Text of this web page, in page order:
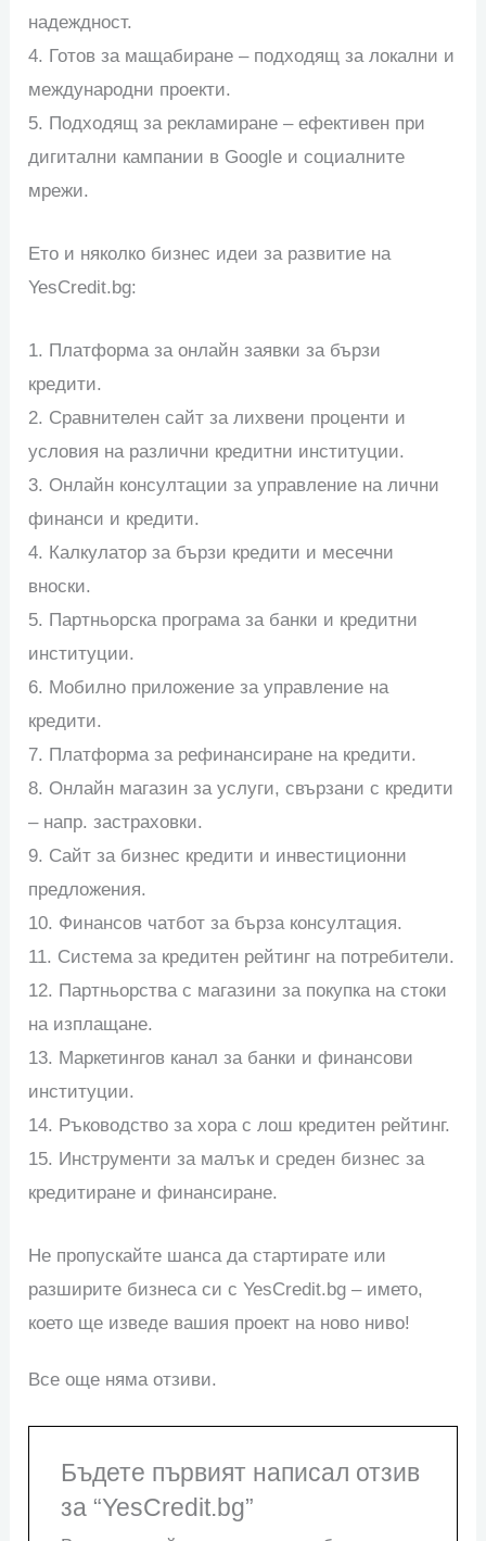
надеждност.
4. Готов за мащабиране – подходящ за локални и
международни проекти.
5. Подходящ за рекламиране – ефективен при
дигитални кампании в Google и социалните
мрежи.
Ето и няколко бизнес идеи за развитие на
YesCredit.bg:
1. Платформа за онлайн заявки за бързи
кредити.
2. Сравнителен сайт за лихвени проценти и
условия на различни кредитни институции.
3. Онлайн консултации за управление на лични
финанси и кредити.
4. Калкулатор за бързи кредити и месечни
вноски.
5. Партньорска програма за банки и кредитни
институции.
6. Мобилно приложение за управление на
кредити.
7. Платформа за рефинансиране на кредити.
8. Онлайн магазин за услуги, свързани с кредити
– напр. застраховки.
9. Сайт за бизнес кредити и инвестиционни
предложения.
10. Финансов чатбот за бърза консултация.
11. Система за кредитен рейтинг на потребители.
12. Партньорства с магазини за покупка на стоки
на изплащане.
13. Маркетингов канал за банки и финансови
институции.
14. Ръководство за хора с лош кредитен рейтинг.
15. Инструменти за малък и среден бизнес за
кредитиране и финансиране.
Не пропускайте шанса да стартирате или
разширите бизнеса си с YesCredit.bg – името,
което ще изведе вашия проект на ново ниво!
Все още няма отзиви.
Бъдете първият написал отзив
за “YesCredit.bg”